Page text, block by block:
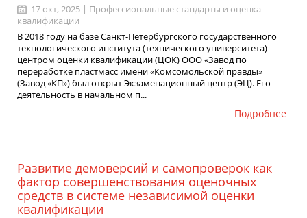
17 окт, 2025 | Профессиональные стандарты и оценка
квалификации
В 2018 году на базе Санкт-Петербургского государственного
технологического института (технического университета)
центром оценки квалификации (ЦОК) ООО «Завод по
переработке пластмасс имени «Комсомольской правды»
(Завод «КП») был открыт Экзаменационный центр (ЭЦ). Его
деятельность в начальном п...
Подробнее
Развитие демоверсий и самопроверок как
фактор совершенствования оценочных
средств в системе независимой оценки
квалификации